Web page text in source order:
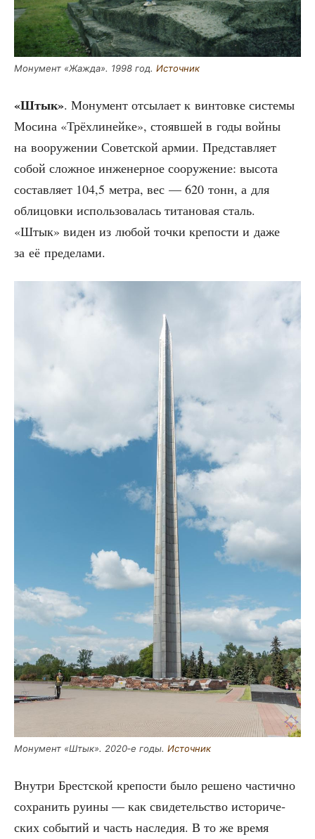
Мону­мент «Жаж­да». 1998 год. Источ­ник
«Штык». Мону­мент отсы­ла­ет к вин­тов­ке систе­мы
Моси­на «Трёх­ли­ней­ке», сто­яв­шей в годы вой­ны
на воору­же­нии Совет­ской армии. Пред­став­ля­ет
собой слож­ное инже­нер­ное соору­же­ние: высо­та
состав­ля­ет 104,5 мет­ра, вес — 620 тонн, а для
обли­цов­ки исполь­зо­ва­лась тита­но­вая сталь.
«Штык» виден из любой точ­ки кре­по­сти и даже
за её пределами.
Мону­мент «Штык». 2020‑е годы. Источ­ник
Внут­ри Брест­ской кре­по­сти было реше­но частич­но
сохра­нить руи­ны — как сви­де­тель­ство исто­ри­че­
ских собы­тий и часть насле­дия. В то же вре­мя